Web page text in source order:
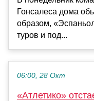
Гонсалеса дома
образом,
туров и под...
06:00, 28 Окт
«Атлетико»